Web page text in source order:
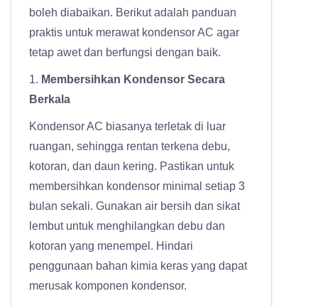
boleh diabaikan. Berikut adalah panduan
praktis untuk merawat kondensor AC agar
tetap awet dan berfungsi dengan baik.
1. Membersihkan Kondensor Secara
Berkala
Kondensor AC biasanya terletak di luar
ruangan, sehingga rentan terkena debu,
kotoran, dan daun kering. Pastikan untuk
membersihkan kondensor minimal setiap 3
bulan sekali. Gunakan air bersih dan sikat
lembut untuk menghilangkan debu dan
kotoran yang menempel. Hindari
penggunaan bahan kimia keras yang dapat
merusak komponen kondensor.